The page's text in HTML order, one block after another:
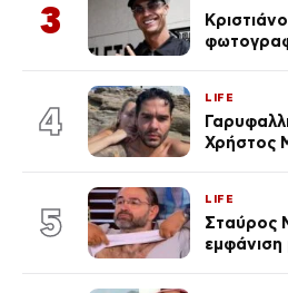
3
εκ. likes
4
LIFE
Χρήστος
5
LIFE
Σταύρος
εμφάνιση